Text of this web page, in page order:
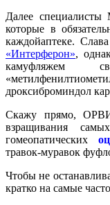
Далее специалисты
которые в
каждойаптеке.
«Интерферон»,
камуфляжем
дроксиброминдол
Скажу прямо,
взращивания
гомеопатических
травок-муравок
Чтобы не
кратко на самые